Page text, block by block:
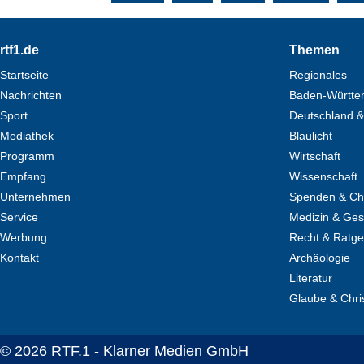
Footer
© 2026 RTF.1 - Klarner Medien GmbH
rtf1.de
Startseite
Nachrichten
Sport
Mediathek
Programm
Empfang
Unternehmen
Service
Werbung
Kontakt
Themen
Regionales
Baden-
Deutschland
Blaulicht
Wirtschaft
Wissenschaft
Spenden &
Medizin &
Recht &
Archäologie
Literatur
Glaube &